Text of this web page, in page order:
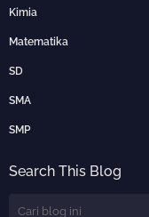
Kimia
Matematika
SD
SMA
SMP
Search This Blog